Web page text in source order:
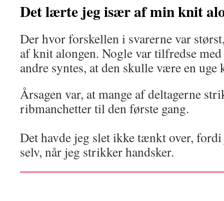
Det lærte jeg især af min knit
Der hvor forskellen i svarerne var
af knit alongen. Nogle var tilfredse
andre syntes, at den skulle være en uge
Årsagen var, at mange af deltagerne
ribmanchetter til den første gang.
Det havde jeg slet ikke tænkt over,
selv, når jeg strikker handsker.